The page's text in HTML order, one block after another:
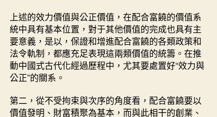
上述的效力價值與公正價值，在配合富饒的價值系
統中具有基本位置，對于其他價值的完成也具有主
要意義，是以，保證和增進配合富饒的各類政策和
法令軌制，都應充足表現這兩類價值的統籌。在推
動中國式古代化經過歷程中，尤其要處置好“效力與
公正”的關系。
第二，從不受拘束與次序的角度看，配合富饒要以
價值發明、財富積聚為基本，而與此相干的創業、